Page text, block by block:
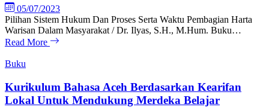
05/07/2023
Pilihan Sistem Hukum Dan Proses Serta Waktu Pembagian Harta
Warisan Dalam Masyarakat / Dr. Ilyas, S.H., M.Hum. Buku…
Read More
Buku
Kurikulum Bahasa Aceh Berdasarkan Kearifan
Lokal Untuk Mendukung Merdeka Belajar